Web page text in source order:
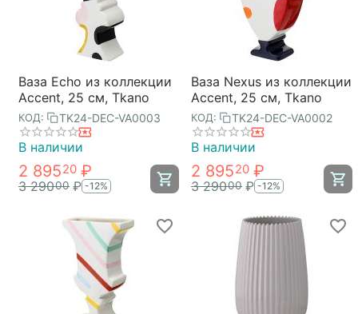
Ваза Echo из коллекции
Accent, 25 см, Tkano
КОД: TK24-DEC-VA0003
В наличии
2 89520 ₽
3 29000 ₽ -12%
Ваза Nexus из коллекции
Accent, 25 см, Tkano
КОД: TK24-DEC-VA0002
В наличии
2 89520 ₽
3 29000 ₽ -12%